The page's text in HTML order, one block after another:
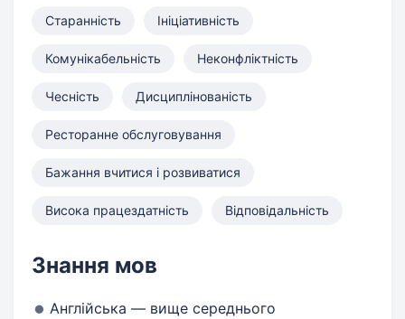
Старанність Ініціативність
Комунікабельність Неконфліктність
Чесність Дисциплінованість
Ресторанне обслуговування
Бажання вчитися і розвиватися
Висока працездатність Відповідальність
Знання мов
Англійська — вище середнього